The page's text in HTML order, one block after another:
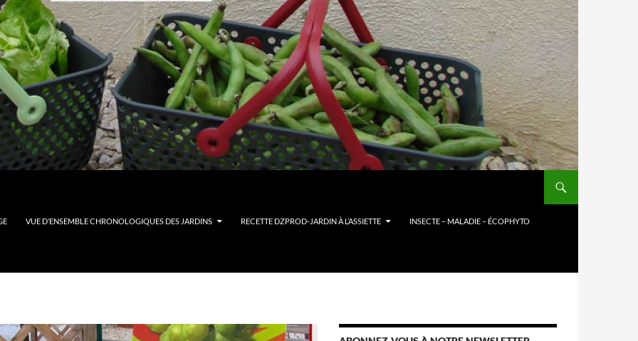
VUE D’ENSEMBLE CHRONOLOGIQUES DES JARDINS RECETTE DZPROD-JARDIN À L’ASSIETTE INSECTE – MALADIE – ÉCOPHYTO